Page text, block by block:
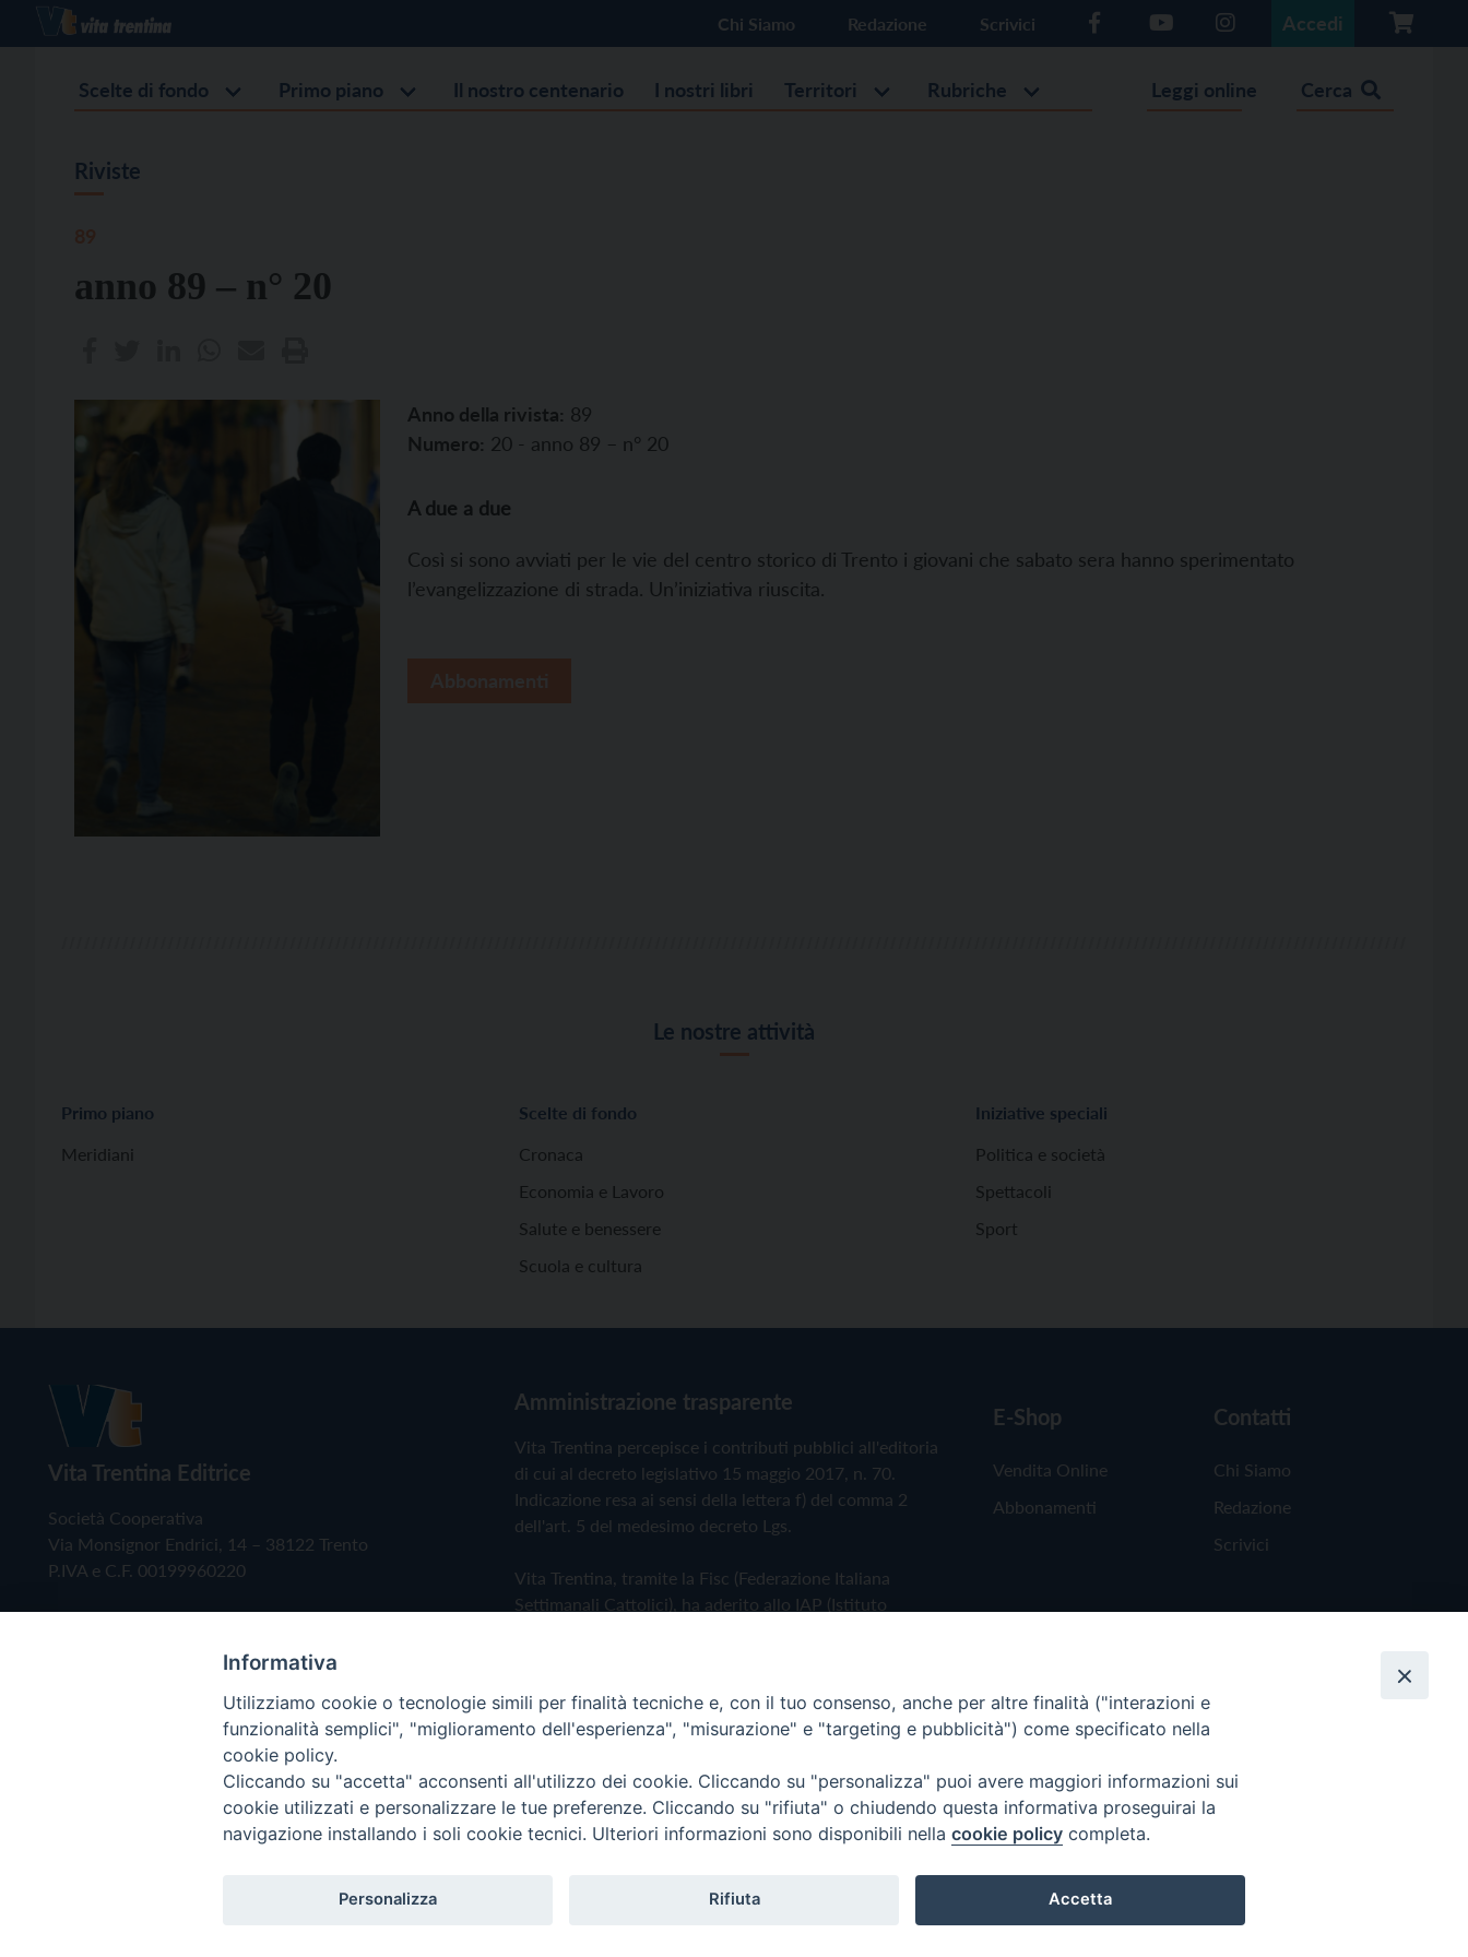
Chi Siamo Redazione Scrivici Accedi
Scelte di fondo Primo piano Il nostro centenario I nostri libri Territori Rubriche Leggi online Cerca
Riviste
anno 89 – n° 20
Anno della rivista: 89
Numero: 20 - anno 89 – n° 20
A due a due
Così si sono avviati per le vie del centro storico di Trento i giovani che sabato sera hanno sperimentato
l’evangelizzazione di strada. Un’iniziativa riuscita.
Le nostre attività
Primo piano
Meridiani
Scelte di fondo
Cronaca
Economia e Lavoro
Salute e benessere
Scuola e cultura
Iniziative speciali
Politica e società
Spettacoli
Sport
Vita Trentina Editrice
Società Cooperativa
Via Monsignor Endrici, 14 – 38122 Trento
P.IVA e C.F. 00199960220
Amministrazione trasparente
Vita Trentina percepisce i contributi pubblici all'editoria
di cui al decreto legislativo 15 maggio 2017, n. 70.
Indicazione resa ai sensi della lettera f) del comma 2
dell'art. 5 del medesimo decreto Lgs.
Vita Trentina, tramite la Fisc (Federazione Italiana
Settimanali Cattolici), ha aderito allo IAP (Istituto
Privacy Policy Cookie Policy
E-Shop
Vendita Online
Abbonamenti
Contatti
Chi Siamo
Redazione
Scrivici
Copyright © 2019 - Tutti i diritti riservati - Vita Trentina Editrice
Informativa
Utilizziamo cookie o tecnologie simili per finalità tecniche e, con il tuo consenso, anche per altre finalità ("interazioni e
funzionalità semplici", "miglioramento dell'esperienza", "misurazione" e "targeting e pubblicità") come specificato nella
cookie policy.
Cliccando su "accetta" acconsenti all'utilizzo dei cookie. Cliccando su "personalizza" puoi avere maggiori informazioni sui
cookie utilizzati e personalizzare le tue preferenze. Cliccando su "rifiuta" o chiudendo questa informativa proseguirai la
navigazione installando i soli cookie tecnici. Ulteriori informazioni sono disponibili nella cookie policy completa.
Personalizza Rifiuta Accetta